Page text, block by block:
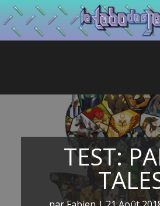
TEST: